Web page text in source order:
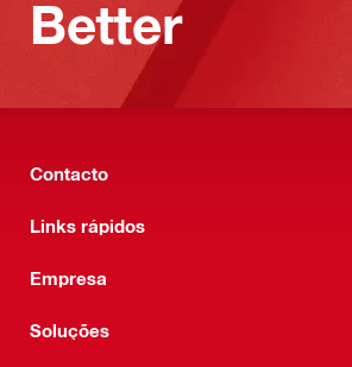
Better
Contacto
Links rápidos
Empresa
Soluções